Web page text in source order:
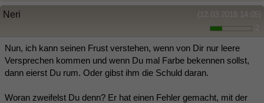
(12.03.2018 14:05)
Neri
Nun, ich kann seinen Frust verstehen, wenn von Dir nur leere
Versprechen kommen und wenn Du mal Farbe bekennen sollst,
dann eierst Du rum. Oder gibst ihm die Schuld daran.
Woran zweifelst Du denn? Er hat einen Fehler gemacht, mit der